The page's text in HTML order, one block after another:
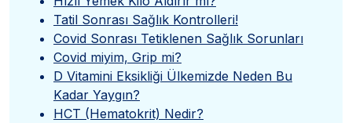
Tatil Sonrası Sağlık Kontrolleri!
Covid Sonrası Tetiklenen Sağlık Sorunları
Covid miyim, Grip mi?
D Vitamini Eksikliği Ülkemizde Neden Bu
Kadar Yaygın?
HCT (Hematokrit) Nedir?